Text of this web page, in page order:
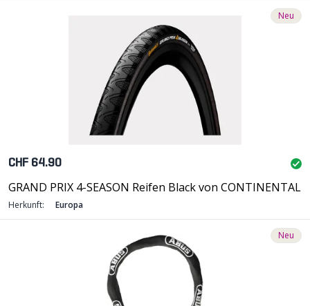
Neu
CHF 64.90
GRAND PRIX 4-SEASON Reifen Black von CONTINENTAL
Herkunft: Europa
Neu